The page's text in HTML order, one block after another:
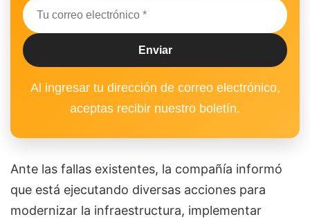
Al ingresar tu dirección de correo electrónico,
aceptas recibir nuestro boletín.
Ante las fallas existentes, la compañía informó
que está ejecutando diversas acciones para
modernizar la infraestructura, implementar